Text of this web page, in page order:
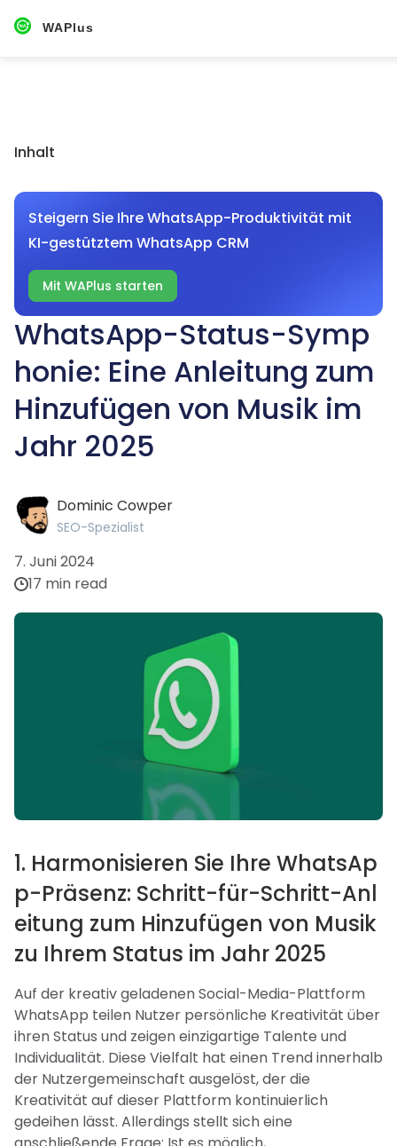
WAPlus
WhatsApp-Status-Symp
honie: Eine Anleitung zum
Hinzufügen von Musik im
Jahr 2025
Dominic Cowper
SEO-Spezialist
7. Juni 2024
17 min read
1. Harmonisieren Sie Ihre WhatsAp
p-Präsenz: Schritt-für-Schritt-Anl
eitung zum Hinzufügen von Musik
zu Ihrem Status im Jahr 2025
Auf der kreativ geladenen Social-Media-Plattform
WhatsApp teilen Nutzer persönliche Kreativität über
ihren Status und zeigen einzigartige Talente und
Individualität. Diese Vielfalt hat einen Trend innerhalb
der Nutzergemeinschaft ausgelöst, der die
Kreativität auf dieser Plattform kontinuierlich
gedeihen lässt. Allerdings stellt sich eine
Inhalt
Steigern Sie Ihre WhatsApp-Produktivität mit
KI-gestütztem WhatsApp CRM
Mit WAPlus starten